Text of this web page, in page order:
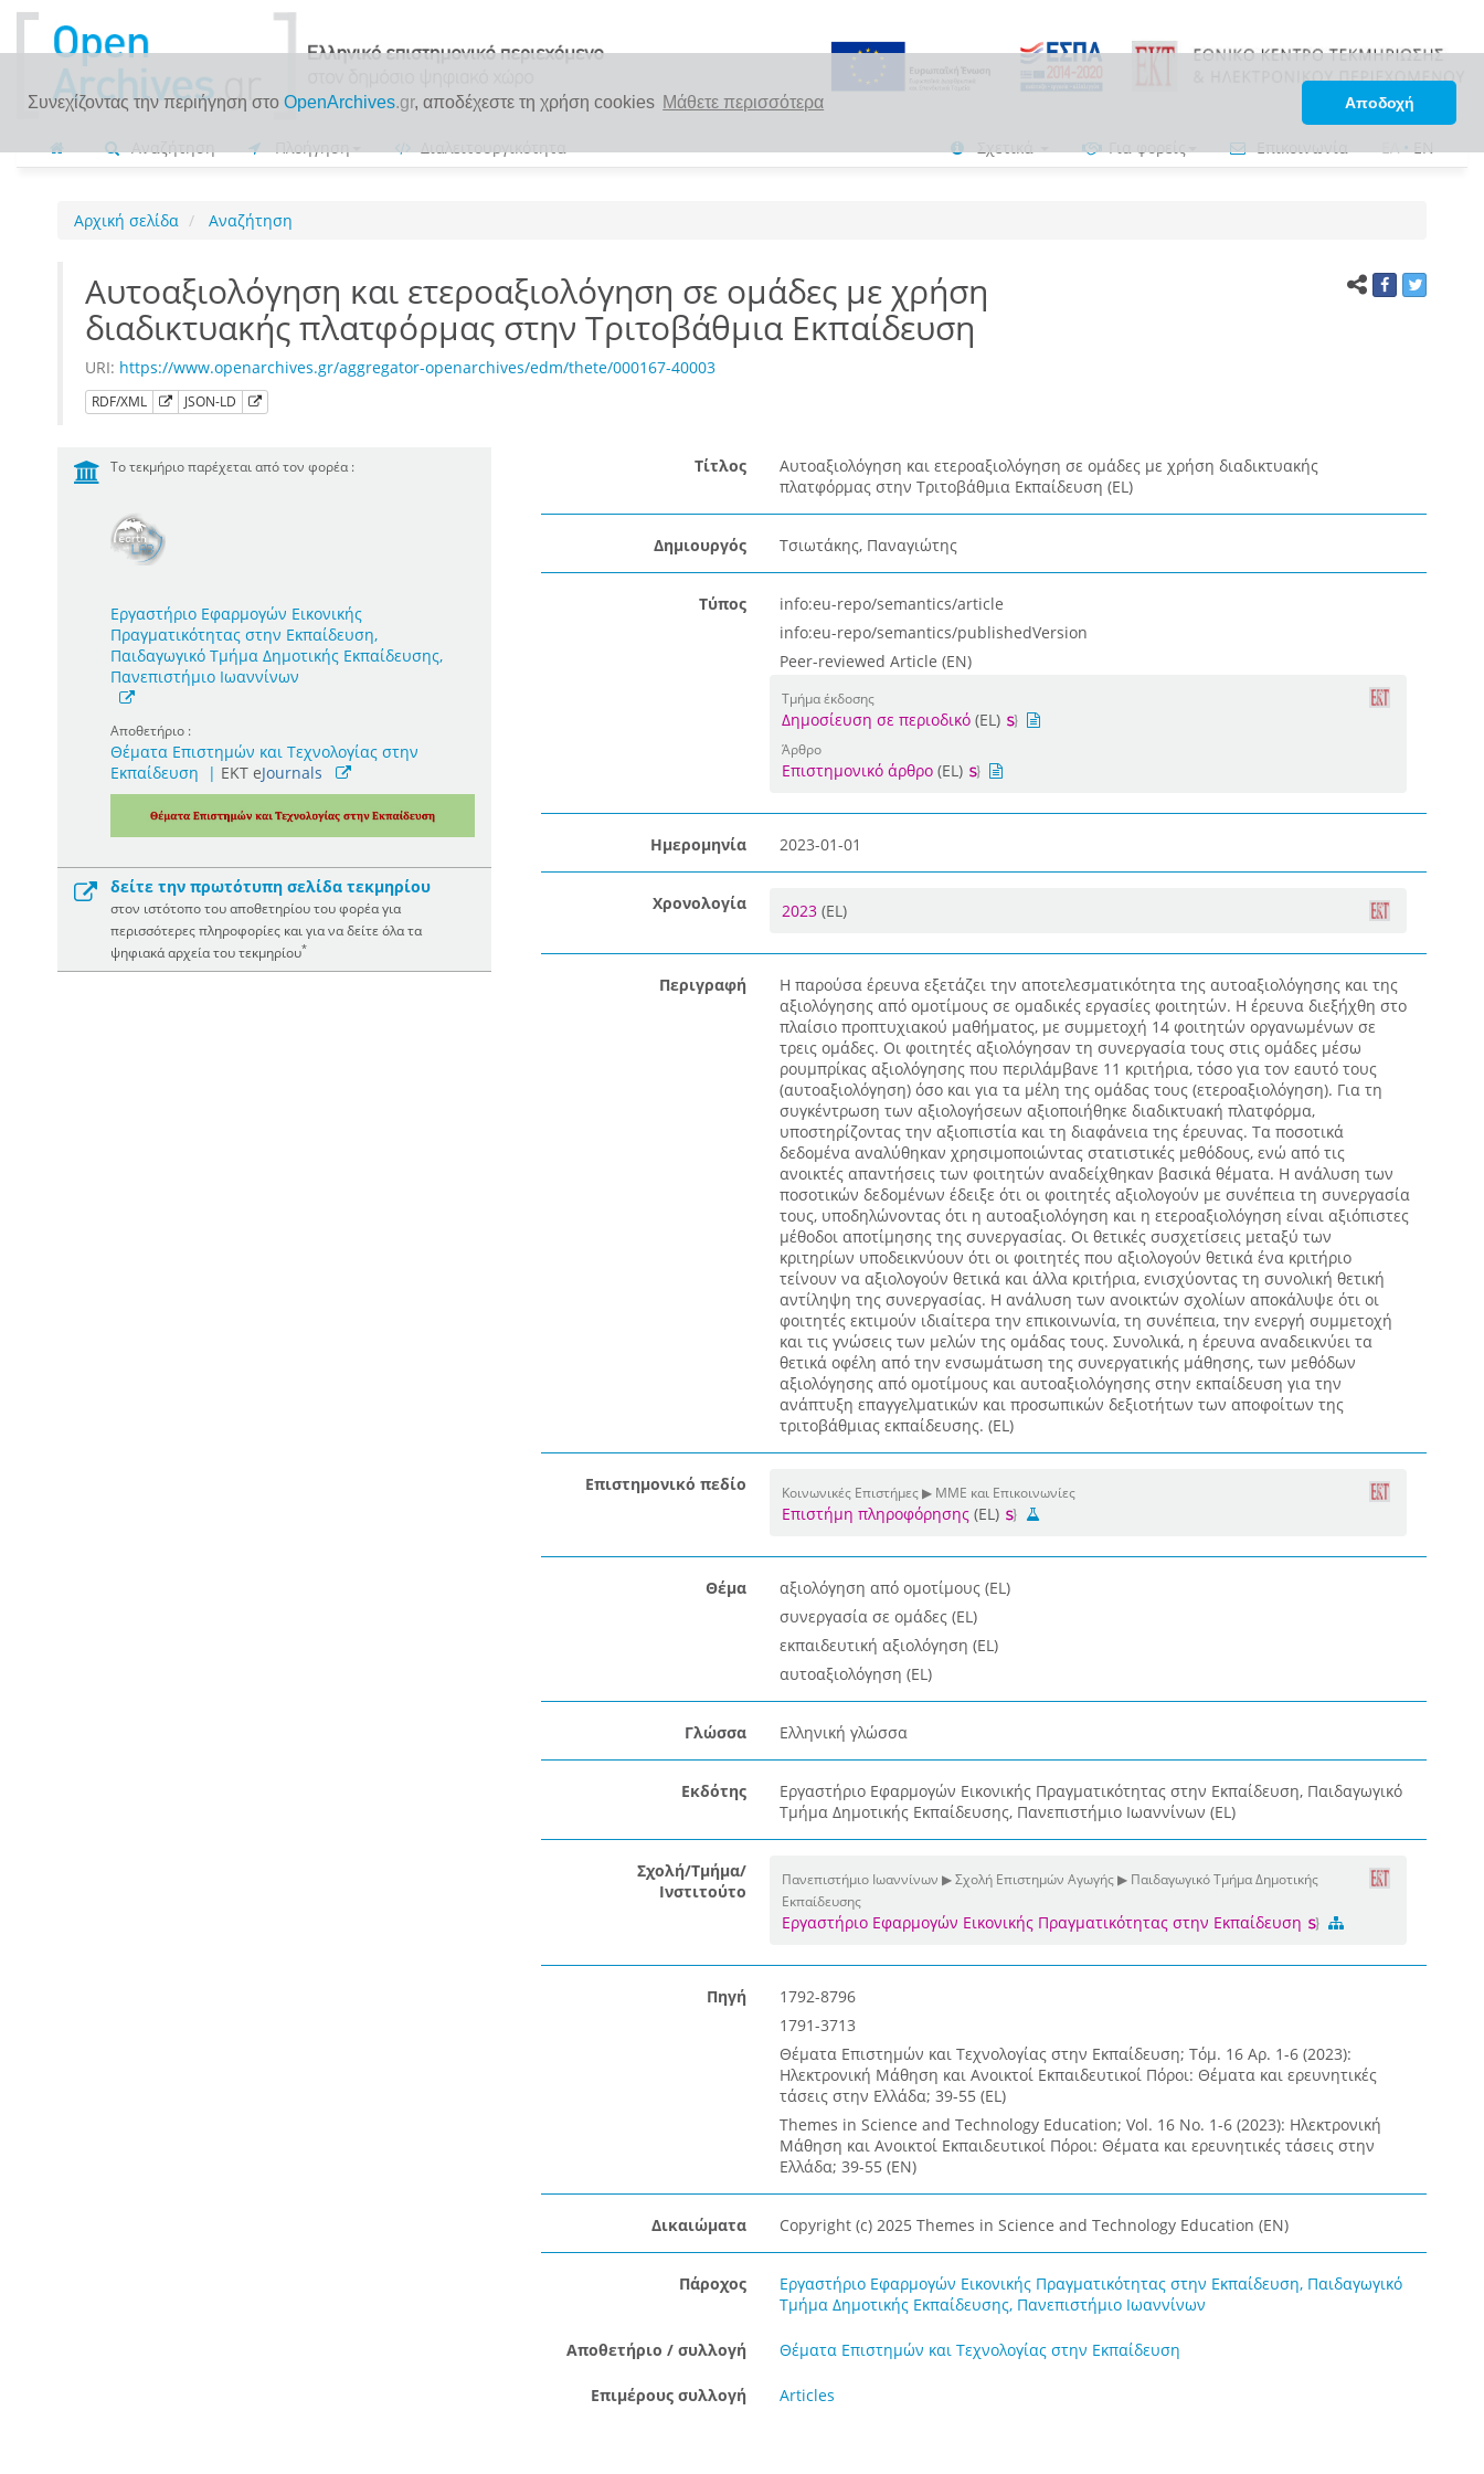
Συνεχίζοντας την περιήγηση στο OpenArchives.gr, αποδέχεστε τη χρήση cookies Μάθετε περισσότερα Αποδοχή
Αναζήτηση Πλοήγηση Διαλειτουργικότητα Σχετικά Για φορείς Επικοινωνία ΕΛ•EN
Αρχική σελίδα Αναζήτηση
Aυτοαξιολόγηση και ετεροαξιολόγηση σε ομάδες με χρήση
διαδικτυακής πλατφόρμας στην Τριτοβάθμια Εκπαίδευση
URI: https://www.openarchives.gr/aggregator-openarchives/edm/thete/000167-40003
RDF/XML JSON-LD
Το τεκμήριο παρέχεται από τον φορέα :
Εργαστήριο Εφαρμογών Εικονικής
Πραγματικότητας στην Εκπαίδευση,
Παιδαγωγικό Τμήμα Δημοτικής Εκπαίδευσης,
Πανεπιστήμιο Ιωαννίνων
Αποθετήριο :
Θέματα Επιστημών και Τεχνολογίας στην
Εκπαίδευση
| ΕΚΤ eJournals
δείτε την πρωτότυπη σελίδα τεκμηρίου
στον ιστότοπο του αποθετηρίου του φορέα για
περισσότερες πληροφορίες και για να δείτε όλα τα
ψηφιακά αρχεία του τεκμηρίου*
Τίτλος
Aυτοαξιολόγηση και ετεροαξιολόγηση σε ομάδες με χρήση διαδικτυακής
πλατφόρμας στην Τριτοβάθμια Εκπαίδευση (EL)
Δημιουργός Τσιωτάκης, Παναγιώτης
Τύπος
info:eu-repo/semantics/article
info:eu-repo/semantics/publishedVersion
Peer-reviewed Article (EN)
Τμήμα έκδοσης
Δημοσίευση σε περιοδικό(EL)
Άρθρο
Επιστημονικό άρθρο(EL)
Ημερομηνία 2023-01-01
Χρονολογία 2023 (EL)
Περιγραφή
Η παρούσα έρευνα εξετάζει την αποτελεσματικότητα της αυτοαξιολόγησης και της
αξιολόγησης από ομοτίμους σε ομαδικές εργασίες φοιτητών. Η έρευνα διεξήχθη στο
πλαίσιο προπτυχιακού μαθήματος, με συμμετοχή 14 φοιτητών οργανωμένων σε
τρεις ομάδες. Οι φοιτητές αξιολόγησαν τη συνεργασία τους στις ομάδες μέσω
ρουμπρίκας αξιολόγησης που περιλάμβανε 11 κριτήρια, τόσο για τον εαυτό τους
(αυτοαξιολόγηση) όσο και για τα μέλη της ομάδας τους (ετεροαξιολόγηση). Για τη
συγκέντρωση των αξιολογήσεων αξιοποιήθηκε διαδικτυακή πλατφόρμα,
υποστηρίζοντας την αξιοπιστία και τη διαφάνεια της έρευνας. Τα ποσοτικά
δεδομένα αναλύθηκαν χρησιμοποιώντας στατιστικές μεθόδους, ενώ από τις
ανοικτές απαντήσεις των φοιτητών αναδείχθηκαν βασικά θέματα. Η ανάλυση των
ποσοτικών δεδομένων έδειξε ότι οι φοιτητές αξιολογούν με συνέπεια τη συνεργασία
τους, υποδηλώνοντας ότι η αυτοαξιολόγηση και η ετεροαξιολόγηση είναι αξιόπιστες
μέθοδοι αποτίμησης της συνεργασίας. Οι θετικές συσχετίσεις μεταξύ των
κριτηρίων υποδεικνύουν ότι οι φοιτητές που αξιολογούν θετικά ένα κριτήριο
τείνουν να αξιολογούν θετικά και άλλα κριτήρια, ενισχύοντας τη συνολική θετική
αντίληψη της συνεργασίας. Η ανάλυση των ανοικτών σχολίων αποκάλυψε ότι οι
φοιτητές εκτιμούν ιδιαίτερα την επικοινωνία, τη συνέπεια, την ενεργή συμμετοχή
και τις γνώσεις των μελών της ομάδας τους. Συνολικά, η έρευνα αναδεικνύει τα
θετικά οφέλη από την ενσωμάτωση της συνεργατικής μάθησης, των μεθόδων
αξιολόγησης από ομοτίμους και αυτοαξιολόγησης στην εκπαίδευση για την
ανάπτυξη επαγγελματικών και προσωπικών δεξιοτήτων των αποφοίτων της
τριτοβάθμιας εκπαίδευσης. (EL)
Επιστημονικό πεδίο Κοινωνικές Επιστήμες ▶ ΜΜΕ και Επικοινωνίες
Επιστήμη πληροφόρησης(EL)
Θέμα
αξιολόγηση από ομοτίμους (EL)
συνεργασία σε ομάδες (EL)
εκπαιδευτική αξιολόγηση (EL)
αυτοαξιολόγηση (EL)
Γλώσσα Ελληνική γλώσσα
Εκδότης
Εργαστήριο Εφαρμογών Εικονικής Πραγματικότητας στην Εκπαίδευση, Παιδαγωγικό
Τμήμα Δημοτικής Εκπαίδευσης, Πανεπιστήμιο Ιωαννίνων (EL)
Σχολή/Τμήμα/
Ινστιτούτο
Πανεπιστήμιο Ιωαννίνων ▶ Σχολή Επιστημών Αγωγής ▶ Παιδαγωγικό Τμήμα Δημοτικής
Εκπαίδευσης
Eργαστήριο Εφαρμογών Eικονικής Πραγματικότητας στην Εκπαίδευση
Πηγή
1792-8796
1791-3713
Θέματα Επιστημών και Τεχνολογίας στην Εκπαίδευση; Τόμ. 16 Αρ. 1-6 (2023):
Ηλεκτρονική Μάθηση και Ανοικτοί Εκπαιδευτικοί Πόροι: Θέματα και ερευνητικές
τάσεις στην Ελλάδα; 39-55 (EL)
Themes in Science and Technology Education; Vol. 16 No. 1-6 (2023): Ηλεκτρονική
Μάθηση και Ανοικτοί Εκπαιδευτικοί Πόροι: Θέματα και ερευνητικές τάσεις στην
Ελλάδα; 39-55 (EN)
Δικαιώματα Copyright (c) 2025 Themes in Science and Technology Education (EN)
Πάροχος
Εργαστήριο Εφαρμογών Εικονικής Πραγματικότητας στην Εκπαίδευση, Παιδαγωγικό
Τμήμα Δημοτικής Εκπαίδευσης, Πανεπιστήμιο Ιωαννίνων
Αποθετήριο / συλλογή Θέματα Επιστημών και Τεχνολογίας στην Εκπαίδευση
Επιμέρους συλλογή Articles